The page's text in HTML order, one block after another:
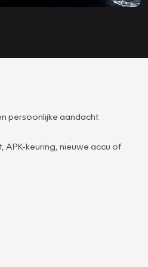
persoonlijke aandacht.
APK-keuring, nieuwe accu of